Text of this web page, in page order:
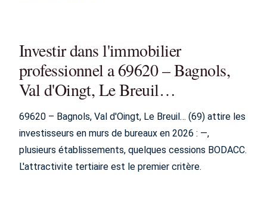
Investir dans l'immobilier
professionnel a 69620 – Bagnols,
Val d'Oingt, Le Breuil…
69620 – Bagnols, Val d'Oingt, Le Breuil… (69) attire les
investisseurs en murs de bureaux en 2026 : —,
plusieurs établissements, quelques cessions BODACC.
L'attractivite tertiaire est le premier critère.